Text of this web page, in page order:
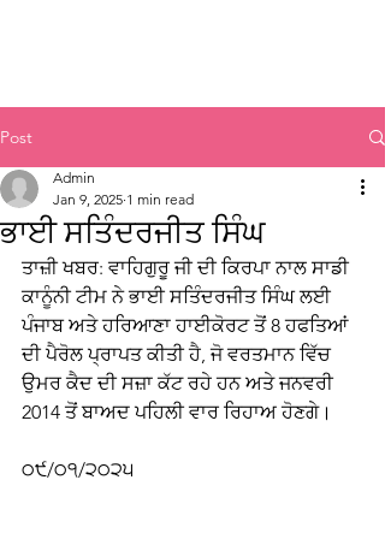
Post
ਭਾਈ ਸਤਿੰਦਰਜੀਤ ਸਿੰਘ
Admin
Jan 9, 2025 1 min read
ਤਾਜ਼ੀ ਖਬਰ: ਵਾਹਿਗੁਰੂ ਜੀ ਦੀ ਕਿਰਪਾ ਨਾਲ ਸਾਡੀ
ਕਾਨੂੰਨੀ ਟੀਮ ਨੇ ਭਾਈ ਸਤਿੰਦਰਜੀਤ ਸਿੰਘ ਲਈ
ਪੰਜਾਬ ਅਤੇ ਹਰਿਆਣਾ ਹਾਈਕੋਰਟ ਤੋਂ 8 ਹਫਤਿਆਂ
ਦੀ ਪੈਰੋਲ ਪ੍ਰਾਪਤ ਕੀਤੀ ਹੈ, ਜੋ ਵਰਤਮਾਨ ਵਿੱਚ
ਉਮਰ ਕੈਦ ਦੀ ਸਜ਼ਾ ਕੱਟ ਰਹੇ ਹਨ ਅਤੇ ਜਨਵਰੀ
2014 ਤੋਂ ਬਾਅਦ ਪਹਿਲੀ ਵਾਰ ਰਿਹਾਅ ਹੋਣਗੇ।
੦੯/੦੧/੨੦੨੫